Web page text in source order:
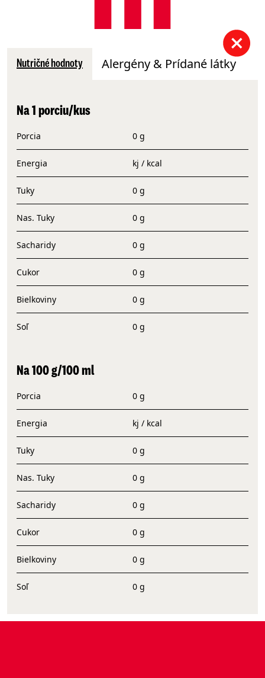
Nutričné hodnoty Alergény & Prídané látky
Na 1 porciu/kus
Porcia 0 g
Energia kj / kcal
Tuky 0 g
Nas. Tuky 0 g
Sacharidy 0 g
Cukor 0 g
Bielkoviny 0 g
Soľ 0 g
Na 100 g/100 ml
Porcia 0 g
Energia kj / kcal
Tuky 0 g
Nas. Tuky 0 g
Sacharidy 0 g
Cukor 0 g
Bielkoviny 0 g
Soľ 0 g